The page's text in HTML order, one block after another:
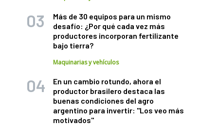
Más de 30 equipos para un mismo
desafío: ¿Por qué cada vez más
productores incorporan fertilizante
bajo tierra?
Maquinarias y vehículos
En un cambio rotundo, ahora el
productor brasilero destaca las
buenas condiciones del agro
argentino para invertir: "Los veo más
motivados"